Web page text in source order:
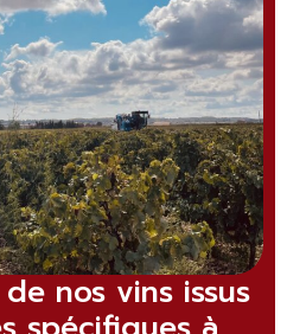
nos vins issus